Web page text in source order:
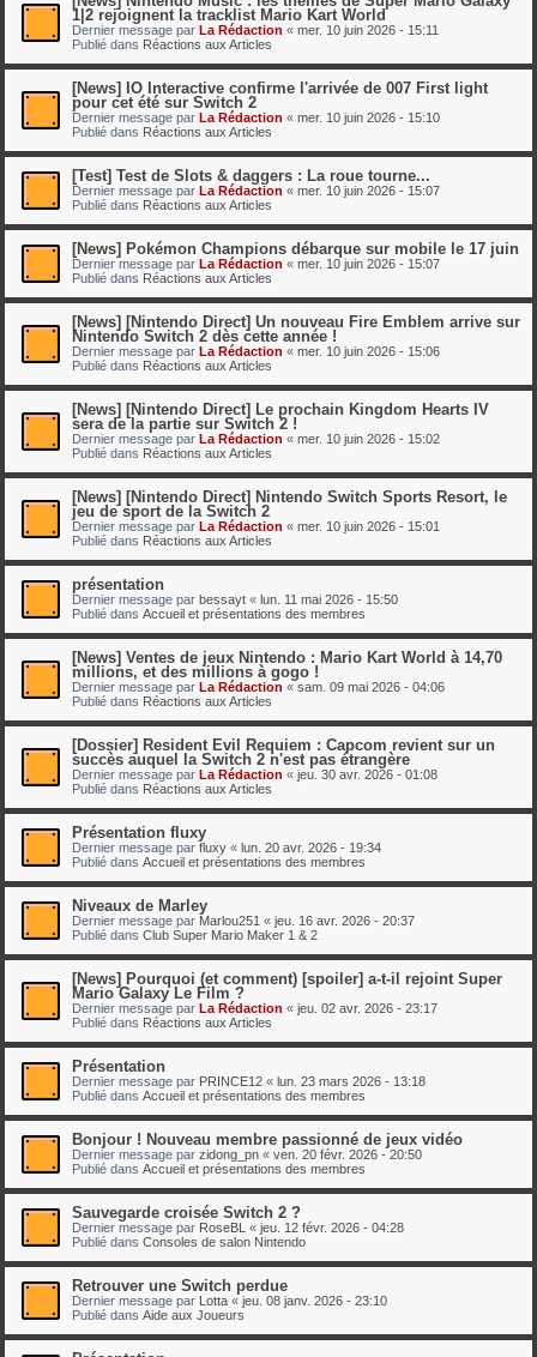
1|2 rejoignent la tracklist Mario Kart World
Dernier message par La Rédaction « mer. 10 juin 2026 - 15:11
Publié dans Réactions aux Articles
[News] IO Interactive confirme l'arrivée de 007 First light
pour cet été sur Switch 2
Dernier message par La Rédaction « mer. 10 juin 2026 - 15:10
Publié dans Réactions aux Articles
[Test] Test de Slots & daggers : La roue tourne...
Dernier message par La Rédaction « mer. 10 juin 2026 - 15:07
Publié dans Réactions aux Articles
[News] Pokémon Champions débarque sur mobile le 17 juin
Dernier message par La Rédaction « mer. 10 juin 2026 - 15:07
Publié dans Réactions aux Articles
[News] [Nintendo Direct] Un nouveau Fire Emblem arrive sur
Nintendo Switch 2 dès cette année !
Dernier message par La Rédaction « mer. 10 juin 2026 - 15:06
Publié dans Réactions aux Articles
[News] [Nintendo Direct] Le prochain Kingdom Hearts IV
sera de la partie sur Switch 2 !
Dernier message par La Rédaction « mer. 10 juin 2026 - 15:02
Publié dans Réactions aux Articles
[News] [Nintendo Direct] Nintendo Switch Sports Resort, le
jeu de sport de la Switch 2
Dernier message par La Rédaction « mer. 10 juin 2026 - 15:01
Publié dans Réactions aux Articles
présentation
Dernier message par bessayt « lun. 11 mai 2026 - 15:50
Publié dans Accueil et présentations des membres
[News] Ventes de jeux Nintendo : Mario Kart World à 14,70
millions, et des millions à gogo !
Dernier message par La Rédaction « sam. 09 mai 2026 - 04:06
Publié dans Réactions aux Articles
[Dossier] Resident Evil Requiem : Capcom revient sur un
succès auquel la Switch 2 n'est pas étrangère
Dernier message par La Rédaction « jeu. 30 avr. 2026 - 01:08
Publié dans Réactions aux Articles
Présentation fluxy
Dernier message par fluxy « lun. 20 avr. 2026 - 19:34
Publié dans Accueil et présentations des membres
Niveaux de Marley
Dernier message par Marlou251 « jeu. 16 avr. 2026 - 20:37
Publié dans Club Super Mario Maker 1 & 2
[News] Pourquoi (et comment) [spoiler] a-t-il rejoint Super
Mario Galaxy Le Film ?
Dernier message par La Rédaction « jeu. 02 avr. 2026 - 23:17
Publié dans Réactions aux Articles
Présentation
Dernier message par PRINCE12 « lun. 23 mars 2026 - 13:18
Publié dans Accueil et présentations des membres
Bonjour ! Nouveau membre passionné de jeux vidéo
Dernier message par zidong_pn « ven. 20 févr. 2026 - 20:50
Publié dans Accueil et présentations des membres
Sauvegarde croisée Switch 2 ?
Dernier message par RoseBL « jeu. 12 févr. 2026 - 04:28
Publié dans Consoles de salon Nintendo
Retrouver une Switch perdue
Dernier message par Lotta « jeu. 08 janv. 2026 - 23:10
Publié dans Aide aux Joueurs